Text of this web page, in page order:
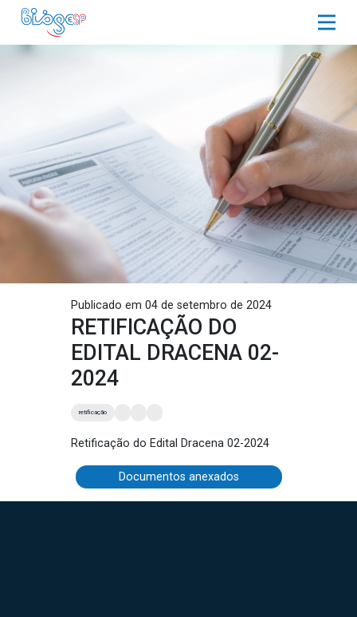
Publicado em 04 de setembro de 2024
RETIFICAÇÃO DO
EDITAL DRACENA 02-
2024
retificação
Retificação do Edital Dracena 02-2024
Documentos anexados